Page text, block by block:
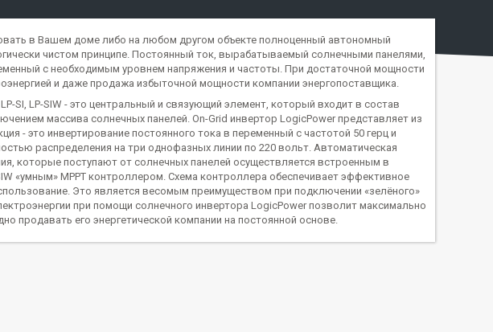
в Вашем доме либо на любом другом объекте полноценный автономный
чистом принципе. Постоянный ток, вырабатываемый солнечными панелями,
с необходимым уровнем напряжения и частоты. При достаточной мощности
и даже продажа избыточной мощности компании энергопоставщика.
SI, LP-SIW - это центральный и связующий элемент, который входит в состав
массива солнечных панелей. On-Grid инвертор LogicPower представляет из
- это инвертирование постоянного тока в переменный с частотой 50 герц и
распределения на три однофазных линии по 220 вольт. Автоматическая
которые поступают от солнечных панелей осуществляется встроенным в
«умным» MPPT контроллером. Схема контроллера обеспечивает эффективное
Это является весомым преимуществом при подключении «зелёного»
при помощи солнечного инвертора LogicPower позволит максимально
продавать его энергетической компании на постоянной основе.